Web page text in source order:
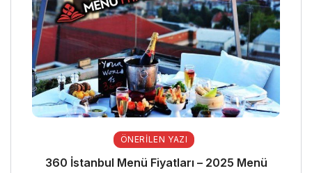
ÖNERILEN YAZI
360 İstanbul Menü Fiyatları – 2025 Menü